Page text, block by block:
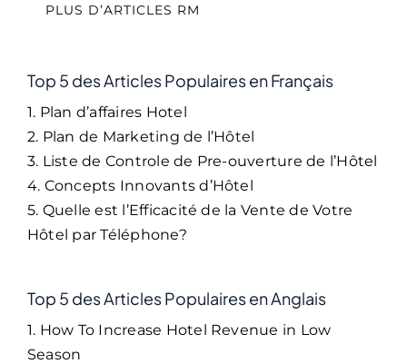
PLUS D’ARTICLES RM
Top 5 des Articles Populaires en Français
1. Plan d’affaires Hotel
2. Plan de Marketing de l’Hôtel
3. Liste de Controle de Pre-ouverture de l’Hôtel
4. Concepts Innovants d’Hôtel
5. Quelle est l’Efficacité de la Vente de Votre
Hôtel par Téléphone?
Top 5 des Articles Populaires en Anglais
1. How To Increase Hotel Revenue in Low
Season